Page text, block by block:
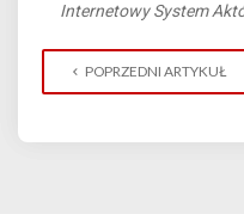
Internetowy System
POPRZEDNI ARTYKUŁ